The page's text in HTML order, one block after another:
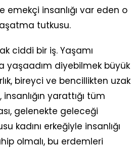
emekçi insanlığı var eden o
tutkusu.
ciddi bir iş. Yaşamı
yaşaadım diyebilmek büyük
bireyci ve bencillikten uzak
yarattığı tüm
gelenekte geleceği
erkeğiyle insanlığı
olmalı, bu erdemleri